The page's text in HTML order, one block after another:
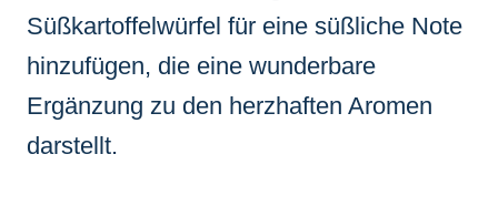
Süßkartoffelwürfel für eine süßliche Note
hinzufügen, die eine wunderbare
Ergänzung zu den herzhaften Aromen
darstellt.